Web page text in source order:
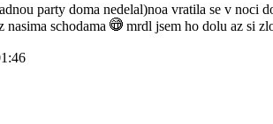
party doma nedelal)noa vratila se v noci
nasima schodama
mrdl jsem ho dolu az si